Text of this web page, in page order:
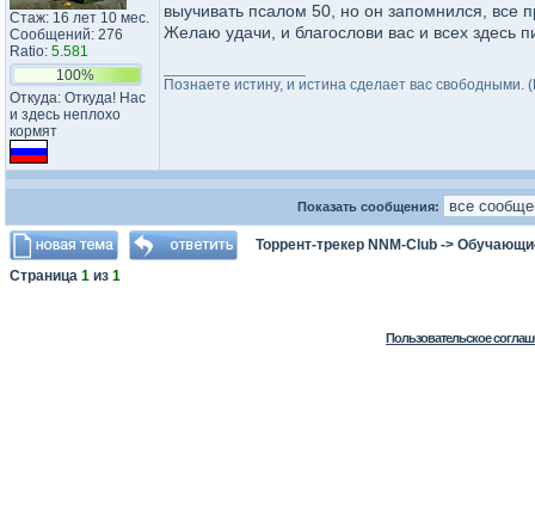
Стаж: 16 лет 10 мес.
Сообщений: 276
Ratio: 5.581
100%
Откуда: Откуда! Нас
и здесь неплохо
кормят
выучивать псалом 50, но он запомнился, все
Желаю удачи, и благослови вас и всех здесь
Познаете истину, и истина сделает вас свободными.
Показать сообщения:
Торрент-трекер NNM-Club ->
Страница 1 из 1
Пользовательское